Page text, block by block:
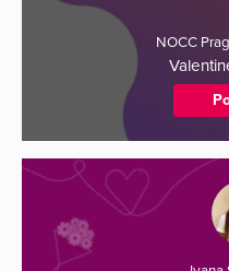
NOCC